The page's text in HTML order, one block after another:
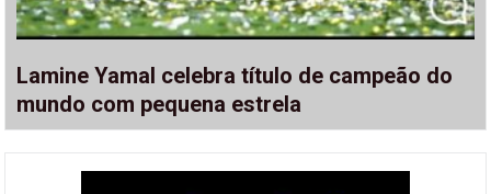
Lamine Yamal celebra título de campeão do
mundo com pequena estrela